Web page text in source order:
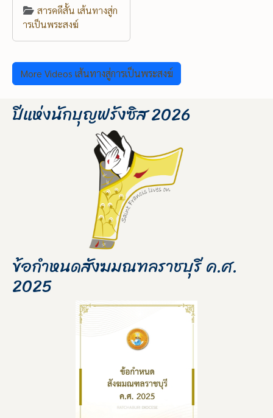
สารคดีสั้น เส้นทางสู่ก
ารเป็นพระสงฆ์
More Videos เส้นทางสู่การเป็นพระสงฆ์
ปีแห่งนักบุญฟรังซิส 2026
ข้อกำหนดสังฆมณฑลราชบุรี ค.ศ.
2025